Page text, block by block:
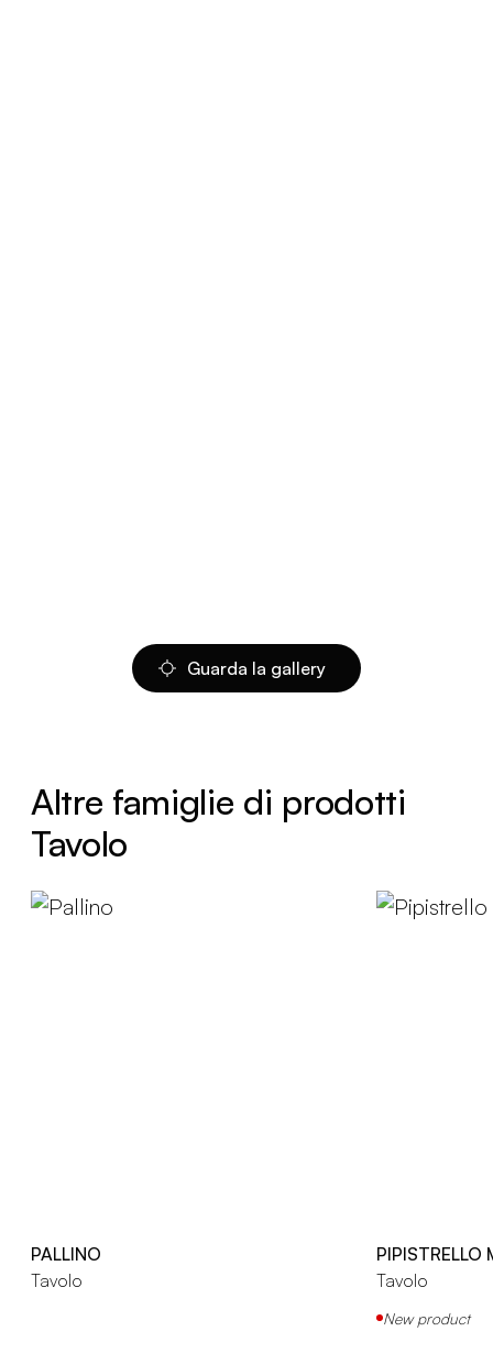
Guarda la gallery
Altre famiglie di prodotti
Tavolo
PALLINO
Tavolo
PIPISTRELLO
Tavolo
New product